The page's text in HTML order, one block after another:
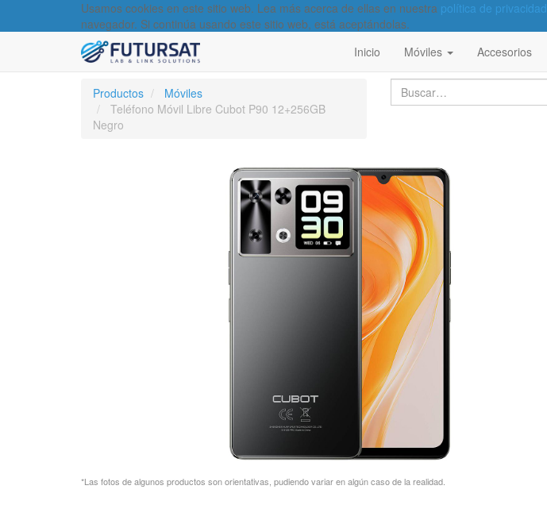
Usamos cookies en este sitio web. Lea más acerca de ellas en nuestra política de privacidad
navegador. Si continúa usando este sitio web, está aceptándolas.
Inicio Móviles Accesorios
Productos
Móviles
Teléfono Móvil Libre Cubot P90 12+256GB
Negro
*Las fotos de algunos productos son orientativas, pudiendo variar en algún caso de la realidad.